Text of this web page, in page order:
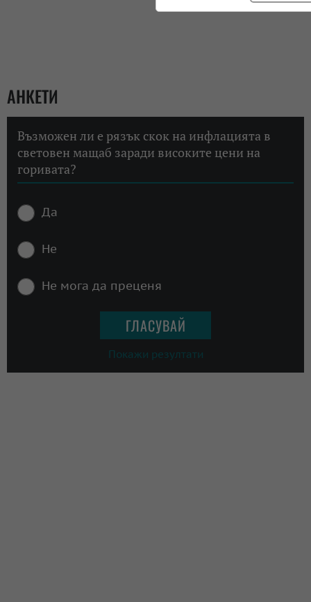
АНКЕТИ
Възможен ли е рязък скок на инфлацията в
световен мащаб заради високите цени на
горивата?
Да
Не
Не мога да преценя
Покажи резултати